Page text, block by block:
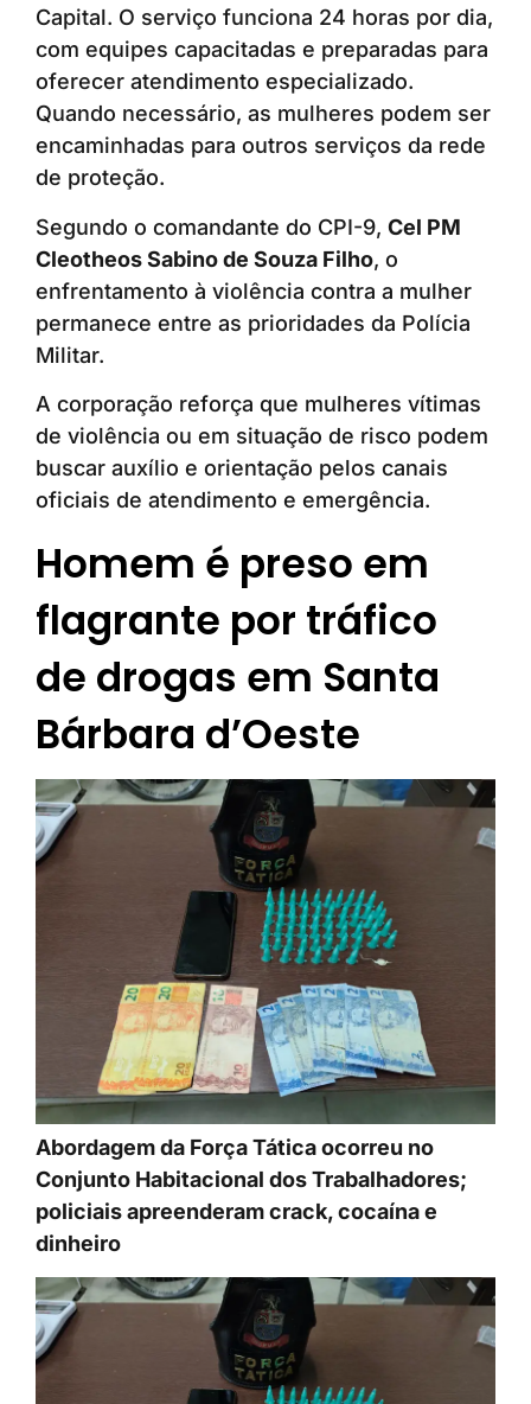
Capital. O serviço funciona 24 horas por dia,
com equipes capacitadas e preparadas para
oferecer atendimento especializado.
Quando necessário, as mulheres podem ser
encaminhadas para outros serviços da rede
de proteção.
Segundo o comandante do CPI-9, Cel PM
Cleotheos Sabino de Souza Filho, o
enfrentamento à violência contra a mulher
permanece entre as prioridades da Polícia
Militar.
A corporação reforça que mulheres vítimas
de violência ou em situação de risco podem
buscar auxílio e orientação pelos canais
oficiais de atendimento e emergência.
Homem é preso em
flagrante por tráfico
de drogas em Santa
Bárbara d’Oeste
Abordagem da Força Tática ocorreu no
Conjunto Habitacional dos Trabalhadores;
policiais apreenderam crack, cocaína e
dinheiro